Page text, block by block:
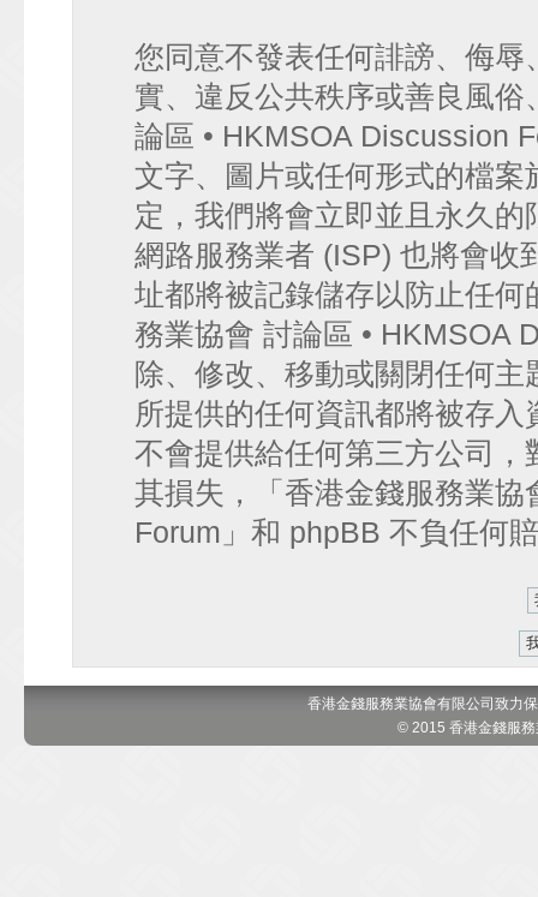
您同意不發表任何誹謗、侮
實、違反公共秩序或善良風
論區 • HKMSOA Discussion
文字、圖片或任何形式的檔
定，我們將會立即並且永久
網路服務業者 (ISP) 也將會收
址都將被記錄儲存以防止任
務業協會 討論區 • HKMSOA
除、修改、移動或關閉任何
所提供的任何資訊都將被存
不會提供給任何第三方公司
其損失，「香港金錢服務業
Forum」和 phpBB 不負任何
香港金錢服務業協會有限公司致力
© 2015 香港金錢服